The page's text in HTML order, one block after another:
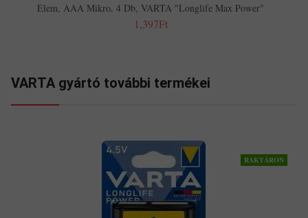
Elem, AAA Mikro, 4 Db, VARTA "Longlife Max Power"
1,397Ft
VARTA gyártó további termékei
RAKTÁRON